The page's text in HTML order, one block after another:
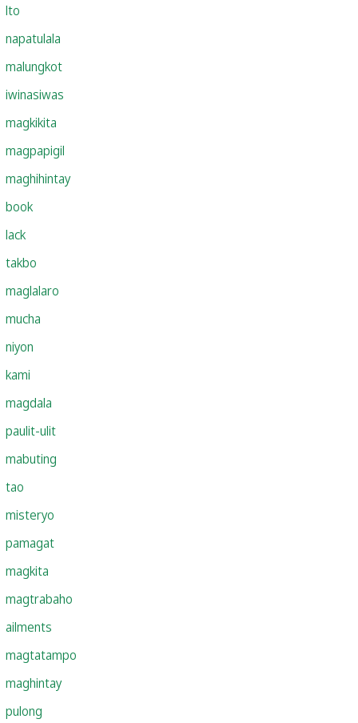
lto
napatulala
malungkot
iwinasiwas
magkikita
magpapigil
maghihintay
book
lack
takbo
maglalaro
mucha
niyon
kami
magdala
paulit-ulit
mabuting
tao
misteryo
pamagat
magkita
magtrabaho
ailments
magtatampo
maghintay
pulong